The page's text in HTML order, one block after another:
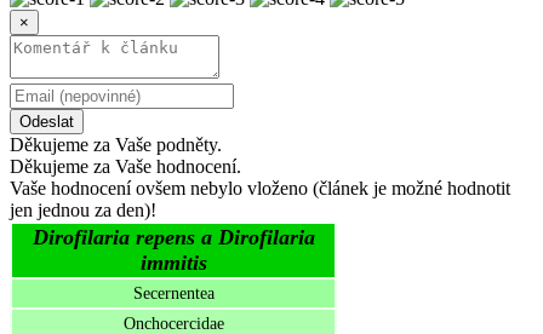
×
Odeslat
Děkujeme za Vaše podněty.
Děkujeme za Vaše hodnocení.
Vaše hodnocení ovšem nebylo vloženo (článek je možné hodnotit
jen jednou za den)!
Dirofilaria repens a Dirofilaria
immitis
Secernentea
Onchocercidae